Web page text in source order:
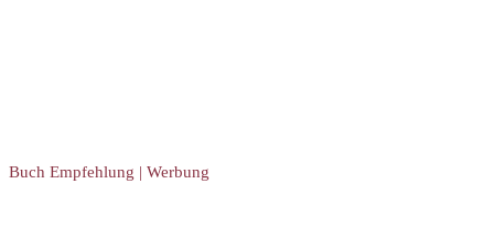
Buch Empfehlung | Werbung